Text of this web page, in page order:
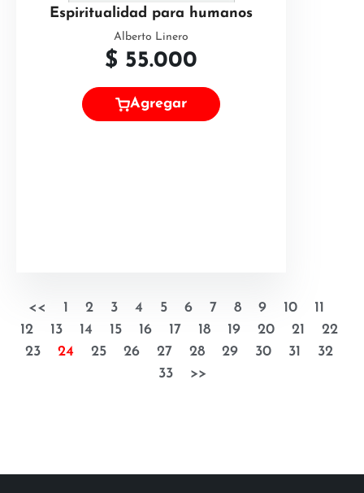
Espiritualidad para humanos
Alberto Linero
$ 55.000
Agregar
<< 1 2 3 4 5 6 7 8 9 10
11
12
13 14 15 16 17 18 19 20 21
22
23
24 25 26 27 28 29 30 31
32
33
>>